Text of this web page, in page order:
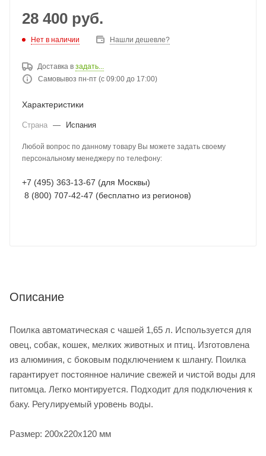
28 400 руб.
Нет в наличии Нашли дешевле?
Доставка в задать...
Самовывоз пн-пт (с 09:00 до 17:00)
Характеристики
Страна — Испания
Любой вопрос по данному товару Вы можете задать своему
персональному менеджеру по телефону:
+7 (495) 363-13-67 (для Москвы)
8 (800) 707-42-47 (бесплатно из регионов)
Описание
Поилка автоматическая с чашей 1,65 л. Используется для
овец, собак, кошек, мелких животных и птиц. Изготовлена
из алюминия, с боковым подключением к шлангу. Поилка
гарантирует постоянное наличие свежей и чистой воды для
питомца. Легко монтируется. Подходит для подключения к
баку. Регулируемый уровень воды.
Размер: 200х220х120 мм